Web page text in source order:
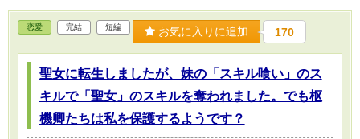
恋愛 完結 短編 お気に入りに追加 170
聖女に転生しましたが、妹の「スキル喰い」のス
キルで「聖女」のスキルを奪われました。でも枢
機卿たちは私を保護するようです？